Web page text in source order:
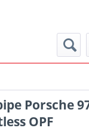
Porsche
OPF